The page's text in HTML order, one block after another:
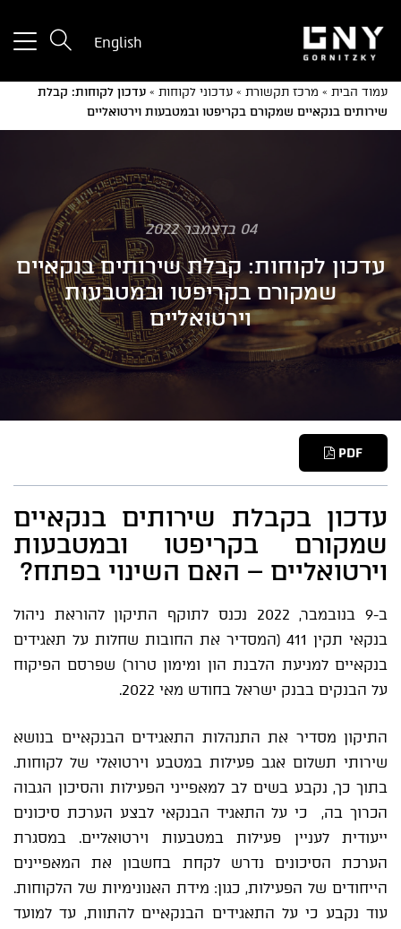
English
עמוד הבית » מרכז תקשורת » עדכוני לקוחות » עדכון לקוחות: קבלת
שירותים בנקאיים שמקורם בקריפטו ובמטבעות וירטואליים
04 בדצמבר 2022
עדכון לקוחות: קבלת שירותים בנקאיים
שמקורם בקריפטו ובמטבעות
וירטואליים
PDF
עדכון בקבלת שירותים בנקאיים
שמקורם בקריפטו ובמטבעות
וירטואליים – האם השינוי בפתח?
ב-9 בנובמבר, 2022 נכנס לתוקף התיקון להוראת ניהול
בנקאי תקין 411 (המסדיר את החובות שחלות על תאגידים
בנקאיים למניעת הלבנת הון ומימון טרור) שפרסם הפיקוח
על הבנקים בבנק ישראל בחודש מאי 2022.
התיקון מסדיר את התנהלות התאגידים הבנקאיים בנושא
שירותי תשלום אגב פעילות במטבע וירטואלי של לקוחות.
בתוך כך, נקבע בשים לב למאפייני הפעילות והסיכון הגבוה
הכרוך בה, כי על התאגיד הבנקאי לבצע הערכת סיכונים
ייעודית לעניין פעילות במטבעות וירטואליים. במסגרת
הערכת הסיכונים נדרש לקחת בחשבון את המאפיינים
הייחודים של הפעילות, כגון: מידת האנונימיות של הלקוחות.
עוד נקבע כי על התאגידים הבנקאיים להתוות, עד למועד